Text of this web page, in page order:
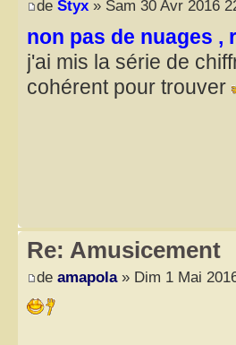
de Styx » Sam 30 Avr 2016
non pas de nuages
j'ai mis la série de
cohérent pour trouver
Re: Amusicement
de amapola» Dim 1 Mai